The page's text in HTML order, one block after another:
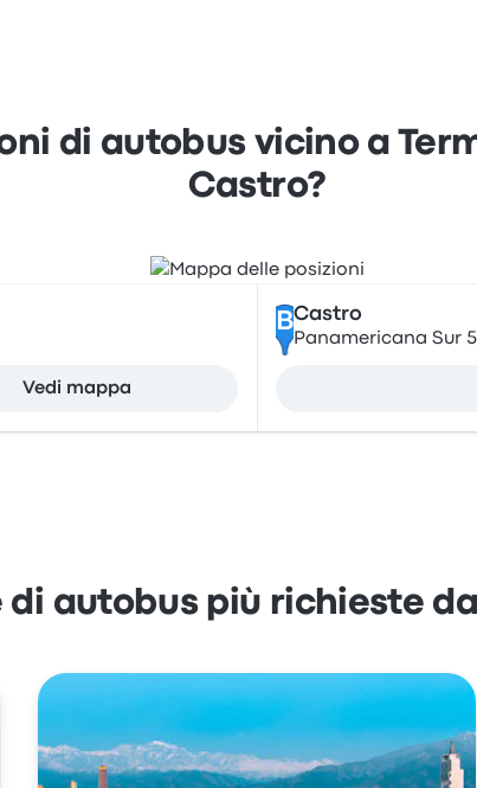
di autobus vicino a
Castro?
Vedi mappa
BCastro
Panamericana Sur
di autobus più richieste